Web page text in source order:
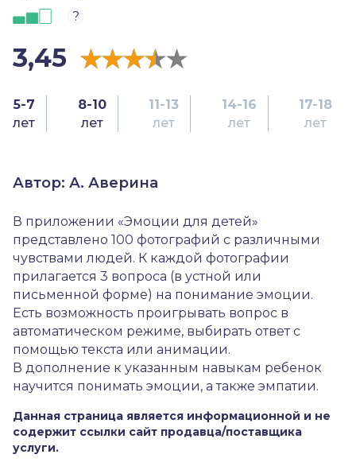
?
3,45
5-7
лет
8-10
лет
11-13
лет
14-16
лет
17-18
лет
Автор: А. Аверина
В приложении «Эмоции для детей»
представлено 100 фотографий с различными
чувствами людей. К каждой фотографии
прилагается 3 вопроса (в устной или
письменной форме) на понимание эмоции.
Есть возможность проигрывать вопрос в
автоматическом режиме, выбирать ответ с
помощью текста или анимации.
В дополнение к указанным навыкам ребенок
научится понимать эмоции, а также эмпатии.
Данная страница является информационной и не
содержит ссылки сайт продавца/поставщика
услуги.